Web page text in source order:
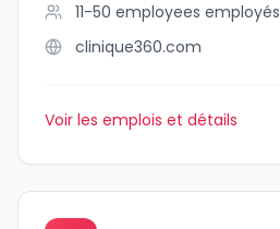
11-50 employees employés
clinique360.com
Voir les emplois et détails